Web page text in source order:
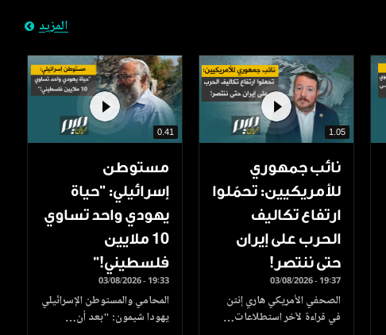
المزيد
1.05
نائب جمهوري
للأمريكيين: تحمّلوا
ارتفاع تكاليف
الحرب على إيران
حتى ننتصر!
03/08/2026 - 19:37
الصحفي الأمريكي هاري إنتن
في قراءة لآخر استطلاعات…
0.41
مستوطن
إسرائيلي: "حياة
يهودي واحد تساوي
10 ملايين
فلسطيني!”
03/08/2026 - 19:33
المحامي والمستوطن الإسرائيلي
يهودا شيمون: "بعد أن…